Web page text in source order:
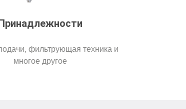
фильтрующая техника и
многое другое